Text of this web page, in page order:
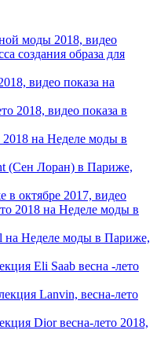
моды 2018, видео
создания образа для
видео показа на
2018, видео показа в
2018 на Неделе моды в
(Сен Лоран) в Париже,
октябре 2017, видео
2018 на Неделе моды в
на Неделе моды в Париже,
Eli Saab весна -лето
Lanvin, весна-лето
Dior весна-лето 2018,